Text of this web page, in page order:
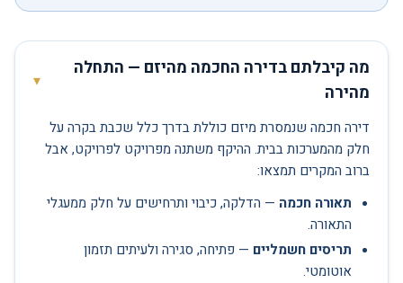
מה קיבלתם בדירה החכמה מהיזם — התחלה
מהירה
▾
דירה חכמה שנמסרת מיזם כוללת בדרך כלל שכבת בקרה על
חלק מהמערכות בבית. ההיקף משתנה מפרויקט לפרויקט, אבל
ברוב המקרים תמצאו:
תאורה חכמה — הדלקה, כיבוי ותרחישים על חלק ממעגלי
התאורה.
תריסים חשמליים — פתיחה, סגירה ולעיתים תזמון
אוטומטי.